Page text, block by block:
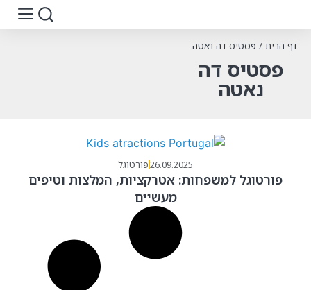
דף הבית / פסטיס דה נאטה
פסטיס דה
נאטה
26.09.2025פורטוגל
פורטוגל למשפחות: אטרקציות, המלצות וטיפים
מעשיים